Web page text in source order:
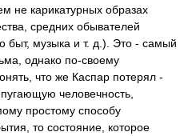
не карикатурных образах
средних обывателей
быт, музыка и т. д.). Это - самый
однако по-своему
что же Каспар потерял -
человечность,
простому способу
то состояние, которое